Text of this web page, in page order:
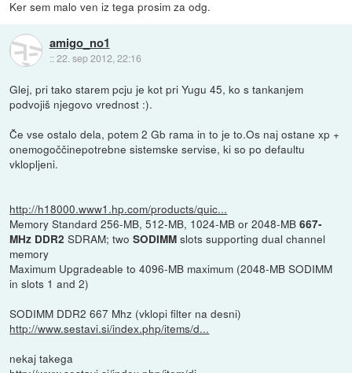
Ker sem malo ven iz tega prosim za odg.
amigo_no1
::22. sep 2012, 22:16
Glej, pri tako starem pcju je kot pri Yugu 45, ko s tankanjem
podvojiš njegovo vrednost :).
Če vse ostalo dela, potem 2 Gb rama in to je to.Os naj ostane xp +
onemogoččinepotrebne sistemske servise, ki so po defaultu
vklopljeni.
http://h18000.www1.hp.com/products/quic...
Memory Standard 256-MB, 512-MB, 1024-MB or 2048-MB667-
MHz DDR2 SDRAM; twoSODIMM slots supporting dual channel
memory
Maximum Upgradeable to 4096-MB maximum (2048-MB SODIMM
in slots 1 and 2)
SODIMM DDR2 667 Mhz (vklopi filter na desni)
http://www.sestavi.si/index.php/items/d...
nekaj takega